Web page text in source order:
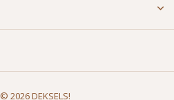
© 2026 DEKSELS!